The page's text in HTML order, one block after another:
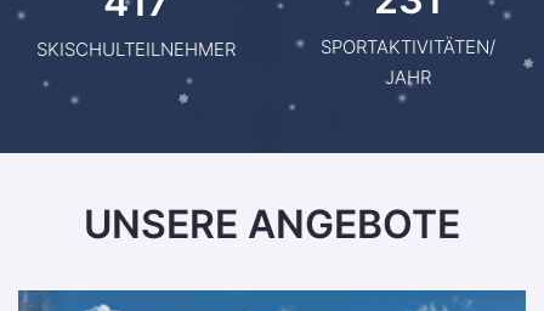
SKISCHULTEILNEHMER
SPORTAKTIVITÄTEN/
JAHR
UNSERE ANGEBOTE